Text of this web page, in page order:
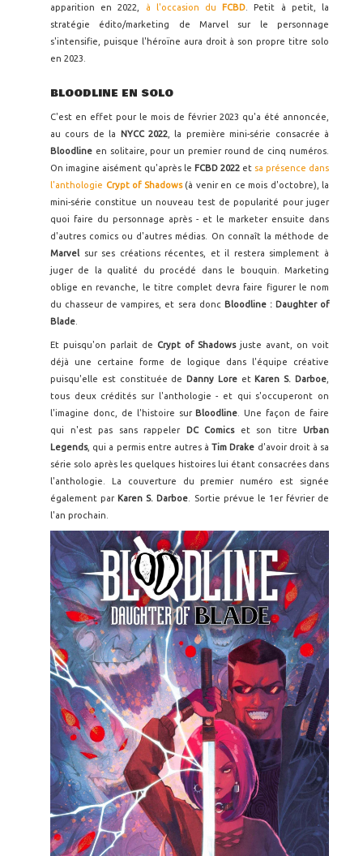
apparition en 2022,
à l'occasion du FCBD . Petit à petit, la
stratégie édito/marketing de Marvel sur le personnage
s'intensifie, puisque l'héroïne aura droit à son propre titre solo
en 2023.
BLOODLINE EN SOLO
C'est en effet pour le mois de février 2023 qu'a été annoncée,
au cours de la
NYCC 2022 , la première mini-série consacrée à
Bloodline en solitaire, pour un premier round de cinq numéros.
On imagine aisément qu'après le FCBD 2022 et sa présence dans
l'anthologie Crypt of Shadows (à venir en ce mois d'octobre), la
mini-série constitue un nouveau test de popularité pour juger
quoi faire du personnage après - et le marketer ensuite dans
d'autres comics ou d'autres médias. On connaît la méthode de
Marvel sur ses créations récentes, et il restera simplement à
juger de la qualité du procédé dans le bouquin. Marketing
oblige en revanche, le titre complet devra faire figurer le nom
du chasseur de vampires, et sera donc Bloodline : Daughter of
Blade
Et puisqu'on parlait de Crypt of Shadows juste avant, on voit
déjà une certaine forme de logique dans l'équipe créative
puisqu'elle est constituée de
Danny Lore et Karen S. Darboe
tous deux crédités sur l'anthologie - et qui s'occuperont on
l'imagine donc, de l'histoire sur Bloodline . Une façon de faire
qui n'est pas sans rappeler
DC Comics et son titre Urban
Legends, qui a permis entre autres àTim Drake d'avoir droit à sa
série solo après les quelques histoires lui étant consacrées dans
l'anthologie. La couverture du premier numéro est signée
également par Karen S. Darboe . Sortie prévue le 1er février de
l'an prochain.